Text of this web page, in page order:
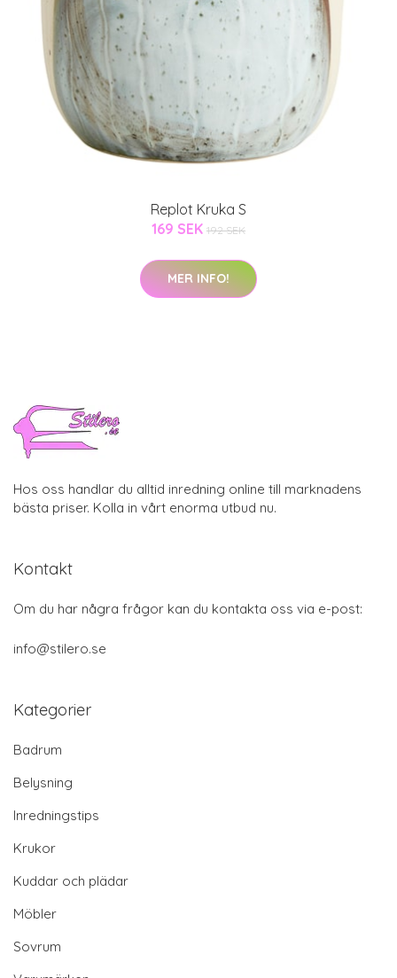
Replot Kruka S
169 SEK 192 SEK
MER INFO!
Hos oss handlar du alltid inredning online till marknadens
bästa priser. Kolla in vårt enorma utbud nu.
Kontakt
Om du har några frågor kan du kontakta oss via e-post:
info@stilero.se
Kategorier
Badrum
Belysning
Inredningstips
Krukor
Kuddar och plädar
Möbler
Sovrum